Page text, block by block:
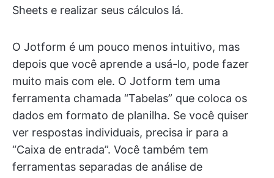
Sheets e realizar seus cálculos lá.
O Jotform é um pouco menos intuitivo, mas
depois que você aprende a usá-lo, pode fazer
muito mais com ele. O Jotform tem uma
ferramenta chamada “Tabelas” que coloca os
dados em formato de planilha. Se você quiser
ver respostas individuais, precisa ir para a
“Caixa de entrada”. Você também tem
ferramentas separadas de análise de